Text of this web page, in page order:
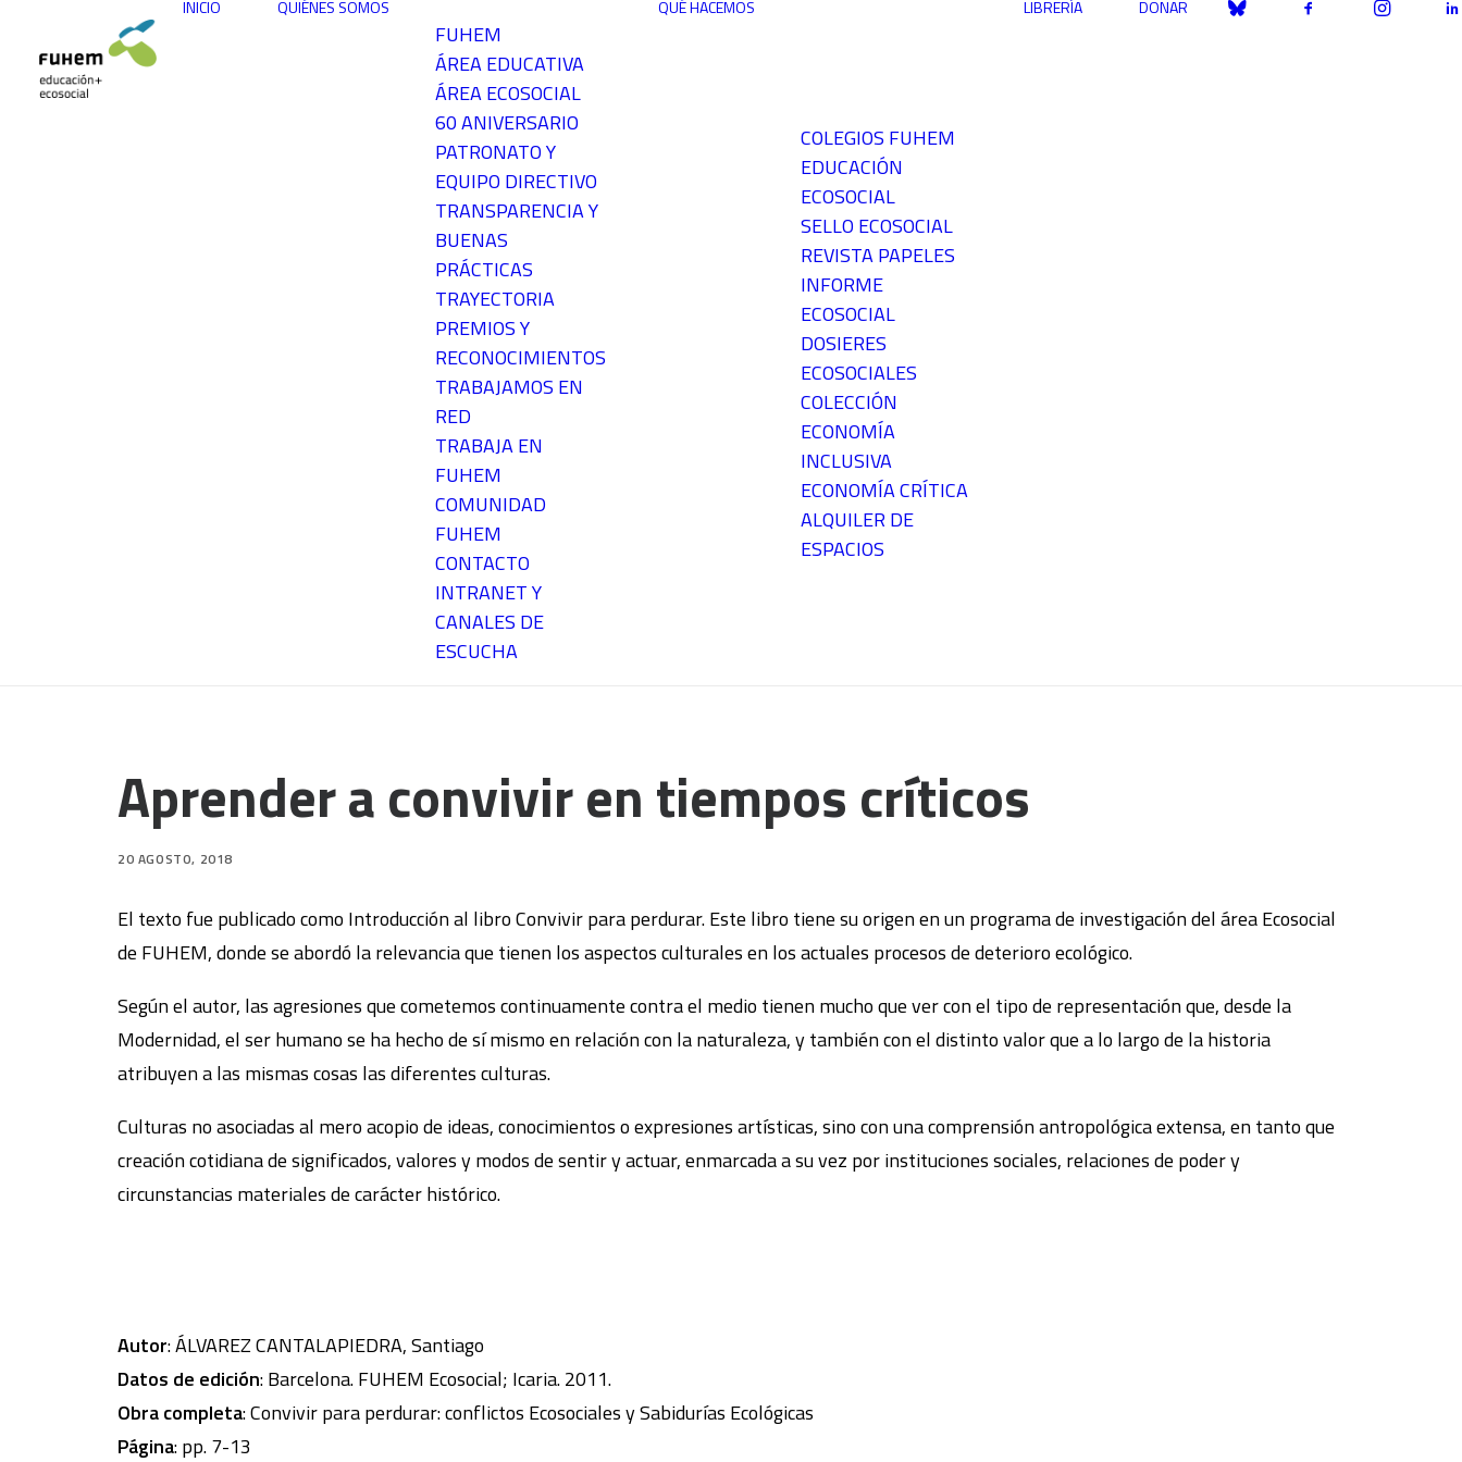
INICIO QUIÉNES SOMOS
FUHEM
ÁREA EDUCATIVA
ÁREA ECOSOCIAL
60 ANIVERSARIO
PATRONATO Y
EQUIPO DIRECTIVO
TRANSPARENCIA Y
BUENAS
PRÁCTICAS
TRAYECTORIA
PREMIOS Y
RECONOCIMIENTOS
TRABAJAMOS EN
RED
TRABAJA EN
FUHEM
COMUNIDAD
FUHEM
CONTACTO
INTRANET Y
CANALES DE
ESCUCHA
QUÉ HACEMOS
COLEGIOS FUHEM
EDUCACIÓN
ECOSOCIAL
SELLO ECOSOCIAL
REVISTA PAPELES
INFORME
ECOSOCIAL
DOSIERES
ECOSOCIALES
COLECCIÓN
ECONOMÍA
INCLUSIVA
ECONOMÍA CRÍTICA
ALQUILER DE
ESPACIOS
LIBRERÍA DONAR
Aprender a convivir en tiempos críticos
20 AGOSTO, 2018
El texto fue publicado como Introducción al libro Convivir para perdurar. Este libro tiene su origen en un programa de investigación del área Ecosocial
de FUHEM, donde se abordó la relevancia que tienen los aspectos culturales en los actuales procesos de deterioro ecológico.
Según el autor, las agresiones que cometemos continuamente contra el medio tienen mucho que ver con el tipo de representación que, desde la
Modernidad, el ser humano se ha hecho de sí mismo en relación con la naturaleza, y también con el distinto valor que a lo largo de la historia
atribuyen a las mismas cosas las diferentes culturas.
Culturas no asociadas al mero acopio de ideas, conocimientos o expresiones artísticas, sino con una comprensión antropológica extensa, en tanto que
creación cotidiana de significados, valores y modos de sentir y actuar, enmarcada a su vez por instituciones sociales, relaciones de poder y
circunstancias materiales de carácter histórico.
Autor: ÁLVAREZ CANTALAPIEDRA, Santiago
Datos de edición: Barcelona. FUHEM Ecosocial; Icaria. 2011.
Obra completa: Convivir para perdurar: conflictos Ecosociales y Sabidurías Ecológicas
Página: pp. 7-13